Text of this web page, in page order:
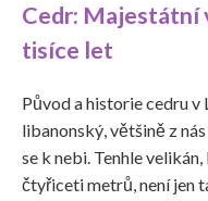
Cedr: Majestátní
tisíce let
Původ a historie cedru v
libanonský, většině z
se k nebi. Tenhle
čtyřiceti metrů, není jen